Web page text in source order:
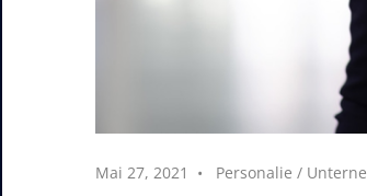
Mai 27, 2021 Personalie /